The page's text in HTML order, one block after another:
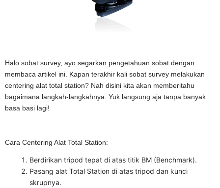
Halo sobat survey, ayo segarkan pengetahuan sobat dengan
membaca artikel ini. Kapan terakhir kali sobat survey melakukan
centering alat total station? Nah disini kita akan memberitahu
bagaimana langkah-langkahnya. Yuk langsung aja tanpa banyak
basa basi lagi!
Cara Centering Alat Total Station:
Berdirikan tripod tepat di atas titik BM (Benchmark).
Pasang alat Total Station di atas tripod dan kunci
skrupnya.